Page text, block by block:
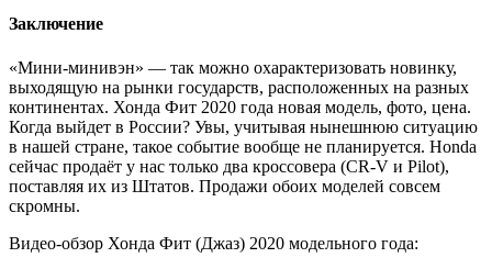
Заключение
«Мини-минивэн» — так можно охарактеризовать новинку,
выходящую на рынки государств, расположенных на разных
континентах. Хонда Фит 2020 года новая модель, фото, цена.
Когда выйдет в России? Увы, учитывая нынешнюю ситуацию
в нашей стране, такое событие вообще не планируется. Honda
сейчас продаёт у нас только два кроссовера (CR-V и Pilot),
поставляя их из Штатов. Продажи обоих моделей совсем
скромны.
Видео-обзор Хонда Фит (Джаз) 2020 модельного года: